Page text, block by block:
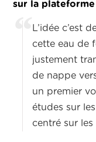
sur la plateforme
L’idée c’est
cette eau de
justement
de nappe
un premier
études sur
centré sur